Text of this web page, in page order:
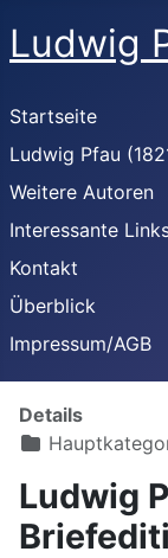
Ludwig
Startseite
Ludwig Pfau
Weitere Autoren
Interessante
Kontakt
Überblick
Impressum/AGB
Details
Ludwig